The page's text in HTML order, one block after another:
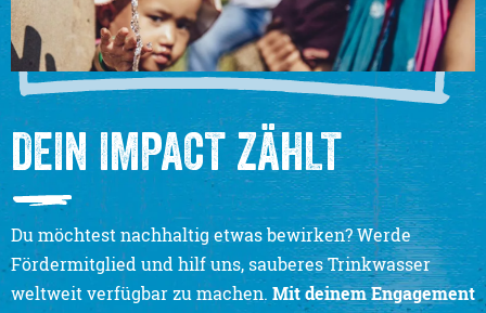
DEIN IMPACT ZÄHLT
Du möchtest nachhaltig etwas bewirken? Werde
Fördermitglied und hilf uns, sauberes Trinkwasser
weltweit verfügbar zu machen. Mit deinem Engagement